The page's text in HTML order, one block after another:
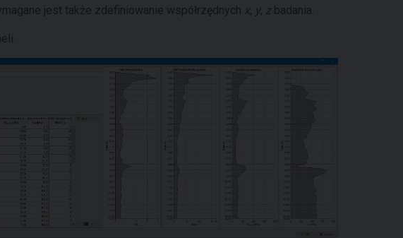
jest także zdefiniowanie współrzędnych x, y, zbadania.